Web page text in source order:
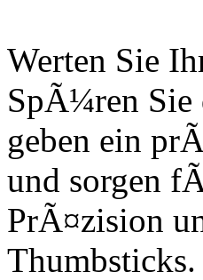
Werten Sie
SpÃ¼ren Sie
geben ein
und sorgen
PrÃ¤zision
Thumbsticks.